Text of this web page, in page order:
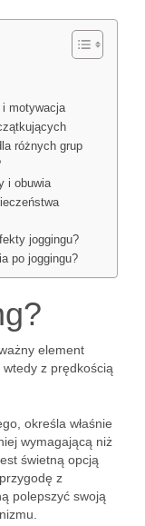
motywacja
różnych grup
i obuwia
joggingu?
po joggingu?
element
z prędkością
określa właśnie
wymagającą niż
świetną opcją
z
polepszyć swoją